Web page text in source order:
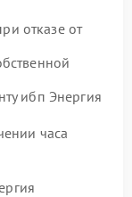
отказе от
ибп Энергия
часа